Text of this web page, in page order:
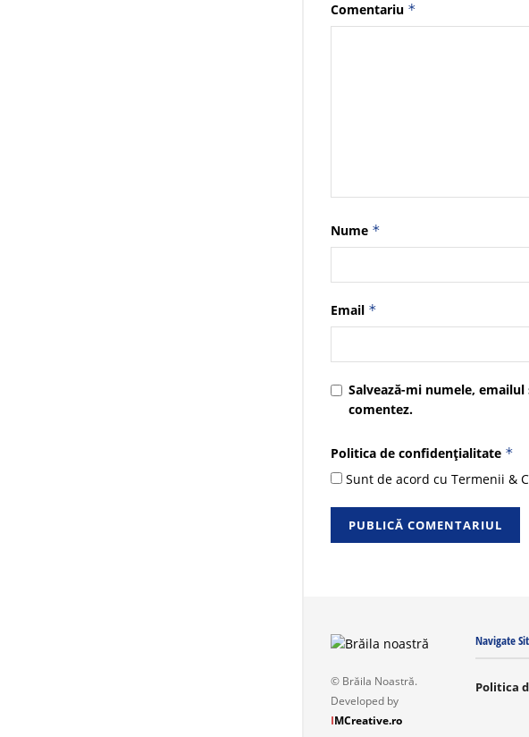
Comentariu *
Nume *
Email *
Salvează-mi numele,
comentez.
Politica de confidențialitate *
Sunt de acord cu Termenii &
© Brăila Noastră.
Developed by
IMCreative.ro
Navigate
Politica